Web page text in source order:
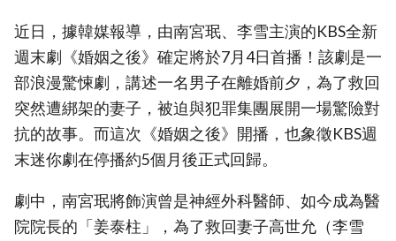
近日，據韓媒報導，由南宮珉、李雪主演的KBS全新
週末劇《婚姻之後》確定將於7月4日首播！該劇是一
部浪漫驚悚劇，講述一名男子在離婚前夕，為了救回
突然遭綁架的妻子，被迫與犯罪集團展開一場驚險對
抗的故事。而這次《婚姻之後》開播，也象徵KBS週
末迷你劇在停播約5個月後正式回歸。
劇中，南宮珉將飾演曾是神經外科醫師、如今成為醫
院院長的「姜泰柱」，為了救回妻子高世允（李雪